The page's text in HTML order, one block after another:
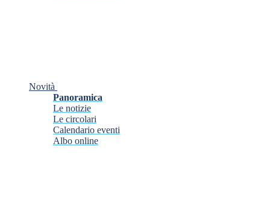
Novità
Panoramica
Le notizie
Le circolari
Calendario eventi
Albo online